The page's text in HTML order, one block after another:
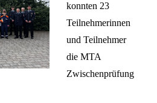
konnten 23
Teilnehmerinnen
und Teilnehmer
die MTA
Zwischenprüfung